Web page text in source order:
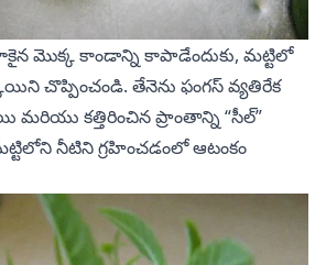
మొక్క కాండాన్ని కాపాడేందుకు, మట్టిలో
చొప్పించండి. తేనెను ఫంగస్ వ్యతిరేక
మరియు కత్తిరించిన ప్రాంతాన్ని “సీల్”
నీటిని గ్రహించడంలో ఆటంకం